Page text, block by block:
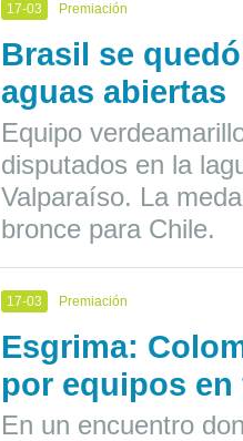
17-03 Premiación
Brasil se
aguas abiertas
Equipo
disputados en la
Valparaíso. La
bronce para Chile.
17-03 Premiación
Esgrima:
por equipos en
En un encuentro